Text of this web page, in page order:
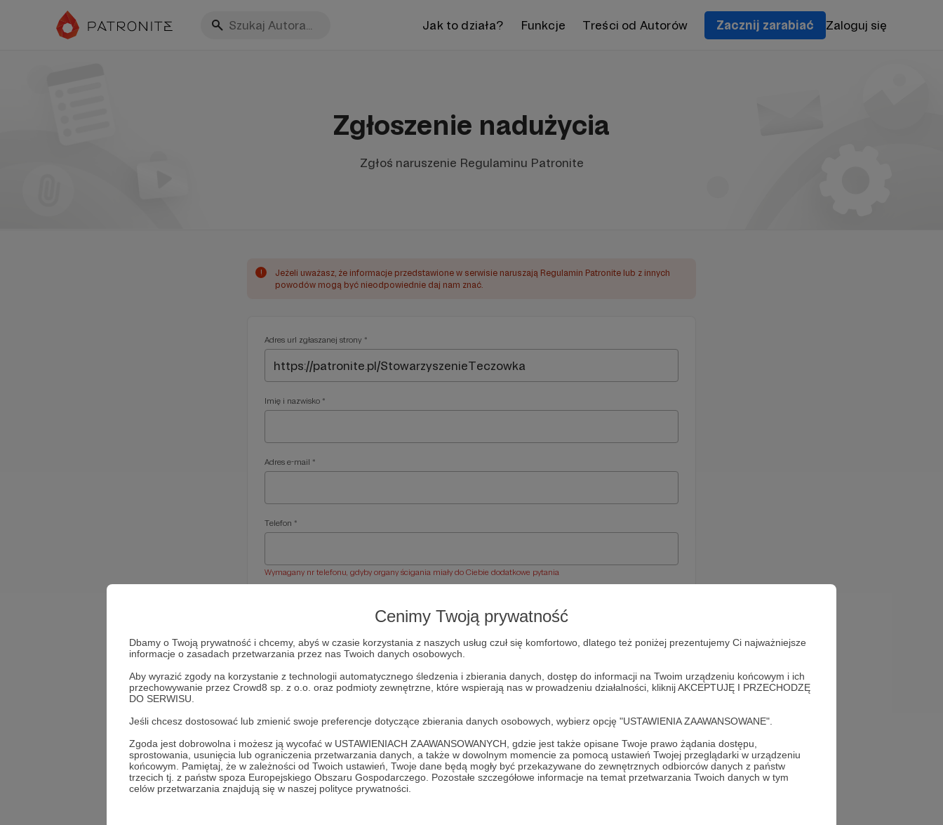
Cenimy Twoją prywatność
Dbamy o Twoją prywatność i chcemy, abyś w czasie korzystania z naszych usług czuł się komfortowo, dlatego też poniżej prezentujemy Ci najważniejsze
informacje o zasadach przetwarzania przez nas Twoich danych osobowych.
Aby wyrazić zgody na korzystanie z technologii automatycznego śledzenia i zbierania danych, dostęp do informacji na Twoim urządzeniu końcowym i ich
przechowywanie przez Crowd8 sp. z o.o. oraz podmioty zewnętrzne, które wspierają nas w prowadzeniu działalności, kliknij AKCEPTUJĘ I PRZECHODZĘ
DO SERWISU.
Jeśli chcesz dostosować lub zmienić swoje preferencje dotyczące zbierania danych osobowych, wybierz opcję "USTAWIENIA ZAAWANSOWANE".
Zgoda jest dobrowolna i możesz ją wycofać w USTAWIENIACH ZAAWANSOWANYCH, gdzie jest także opisane Twoje prawo żądania dostępu,
sprostowania, usunięcia lub ograniczenia przetwarzania danych, a także w dowolnym momencie za pomocą ustawień Twojej przeglądarki w urządzeniu
końcowym. Pamiętaj, że w zależności od Twoich ustawień, Twoje dane będą mogły być przekazywane do zewnętrznych odbiorców danych z państw
trzecich tj. z państw spoza Europejskiego Obszaru Gospodarczego. Pozostałe szczegółowe informacje na temat przetwarzania Twoich danych w tym
celów przetwarzania znajdują się w naszej polityce prywatności.
Jak to działa? Funkcje Treści od Autorów Zacznij zarabiać Zaloguj się
Zgłoszenie nadużycia
Zgłoś naruszenie Regulaminu Patronite
!
Jeżeli uważasz, że informacje przedstawione w serwisie naruszają Regulamin Patronite lub z innych
powodów mogą być nieodpowiednie daj nam znać.
Adres url zgłaszanej strony *
Imię i nazwisko *
Adres e-mail *
Telefon *
Wymagany nr telefonu, gdyby organy ścigania miały do Ciebie dodatkowe pytania
* Wyrażam zgodę na przetwarzanie moich danych osobowych przez Patronite
Administratorem Twoich danych osobowych jest Crowd8 sp. z o.o. z siedziba w Warszawie, ul. Żwirki i
Wigury 16, 02-092 Warszawa. Twoje dane osobowe będą przetwarzane w szczególności w celu wykonania
umowy zawartej z Tobą, w tym do umożliwienia świadczenia usługi drogą elektroniczną oraz pełnego
korzystania z platformy Patronite.pl, w tym możliwości dokonywania oraz otrzymywania wsparcia na naszej
rozwiń zgodę